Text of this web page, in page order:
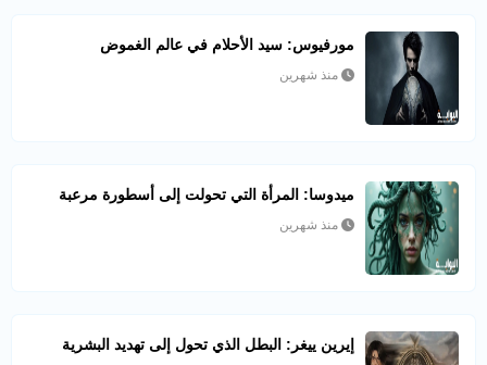
مورفيوس: سيد الأحلام في عالم الغموض
منذ شهرين
ميدوسا: المرأة التي تحولت إلى أسطورة مرعبة
منذ شهرين
إيرين ييغر: البطل الذي تحول إلى تهديد البشرية